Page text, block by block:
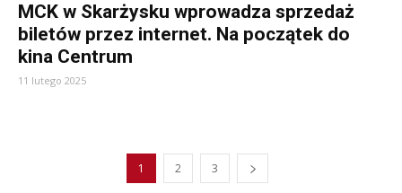
MCK w Skarżysku wprowadza sprzedaż
biletów przez internet. Na początek do
kina Centrum
11 lutego 2025
1 2 3